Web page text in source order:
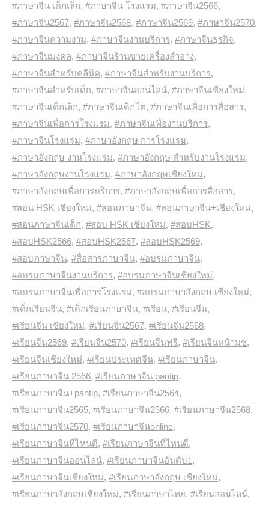
#ภาษาจีน เด็กเล็ก, #ภาษาจีน โรงแรม, #ภาษาจีน2566,
#ภาษาจีน2567, #ภาษาจีน2568, #ภาษาจีน2569, #ภาษาจีน2570,
#ภาษาจีนความงาม, #ภาษาจีนงานบริการ, #ภาษาจีนธุรกิจ,
#ภาษาจีนมงคล, #ภาษาจีนร้านขายเครื่องสำอาง,
#ภาษาจีนสำหรับคลีนิค, #ภาษาจีนสำหรับงานบริการ,
#ภาษาจีนสำหรับเด็ก, #ภาษาจีนออนไลน์, #ภาษาจีนเชียงใหม่,
#ภาษาจีนเด็กเล็ก, #ภาษาจีนเด็กโต, #ภาษาจีนเพื่อการสื่อสาร,
#ภาษาจีนเพื่อการโรงแรม, #ภาษาจีนเพื่องานบริการ,
#ภาษาจีนโรงแรม, #ภาษาอังกฤษ การโรงแรม,
#ภาษาอังกฤษ งานโรงแรม, #ภาษาอังกฤษ สำหรับงานโรงแรม,
#ภาษาอังกฤษงานโรงแรม, #ภาษาอังกฤษเชียงใหม่,
#ภาษาอังกฤษเพื่อการบริการ, #ภาษาอังกฤษเพื่อการสื่อสาร,
#สอน HSK เชียงใหม่, #สอนภาษาจีน, #สอนภาษาจีน+เชียงใหม่,
#สอนภาษาจีนเด็ก, #สอบ HSK เชียงใหม่, #สอบHSK,
#สอบHSK2566, #สอบHSK2567, #สอบHSK2569,
#สอบภาษาจีน, #สื่อสารภาษาจีน, #อบรมภาษาจีน,
#อบรมภาษาจีนงานบริการ, #อบรมภาษาจีนเชียงใหม่,
#อบรมภาษาจีนเพื่อการโรงแรม, #อบรมภาษาอังกฤษ เชียงใหม่,
#เด็กเรียนจีน, #เด็กเรียนภาษาจีน, #เรียน, #เรียนจีน,
#เรียนจีน เชียงใหม่, #เรียนจีน2567, #เรียนจีน2568,
#เรียนจีน2569, #เรียนจีน2570, #เรียนจีนฟรี, #เรียนจีนหน้ามช,
#เรียนจีนเชียงใหม่, #เรียนประเทศจีน, #เรียนภาษาจีน,
#เรียนภาษาจีน 2566, #เรียนภาษาจีน pantip,
#เรียนภาษาจีน+pantip, #เรียนภาษาจีน2564,
#เรียนภาษาจีน2565, #เรียนภาษาจีน2566, #เรียนภาษาจีน2568,
#เรียนภาษาจีน2570, #เรียนภาษาจีนonline,
#เรียนภาษาจีนที่ไหนดี, #เรียนภาษาจีนที่ไหนดี่,
#เรียนภาษาจีนออนไลน์, #เรียนภาษาจีนอันดับ1 ,
#เรียนภาษาจีนเชียงใหม่, #เรียนภาษาอังกฤษ เชียงใหม่,
#เรียนภาษาอังกฤษเชียงใหม่, #เรียนภาษาไทย, #เรียนออนไลน์,